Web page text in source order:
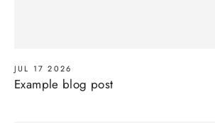
JUL 17 2026
Example blog post